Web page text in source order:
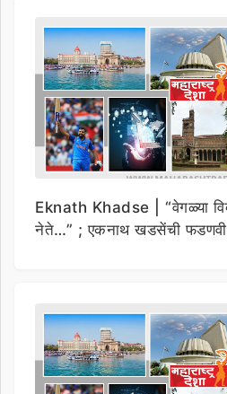
Eknath Khadse | “वेगळ्या
नेते…” ; एकनाथ खडसेंची